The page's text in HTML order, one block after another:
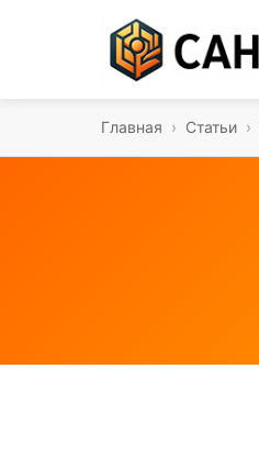
Главная › Статьи ›